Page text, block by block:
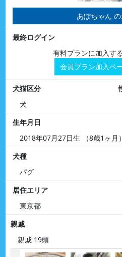
あぽちゃん
最終ログイン
有料プランに加入す
会員プラン加入ペ
犬猫区分
犬
生年月日
2018年07月27日生 （8歳1ヶ月）
犬種
パグ
居住エリア
東京都
親戚
親戚 19頭